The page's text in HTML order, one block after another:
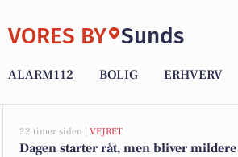
VORES BY Sunds
ALARM112 BOLIG ERHVERV
22 timer siden | VEJRET
Dagen starter råt, men bliver mildere